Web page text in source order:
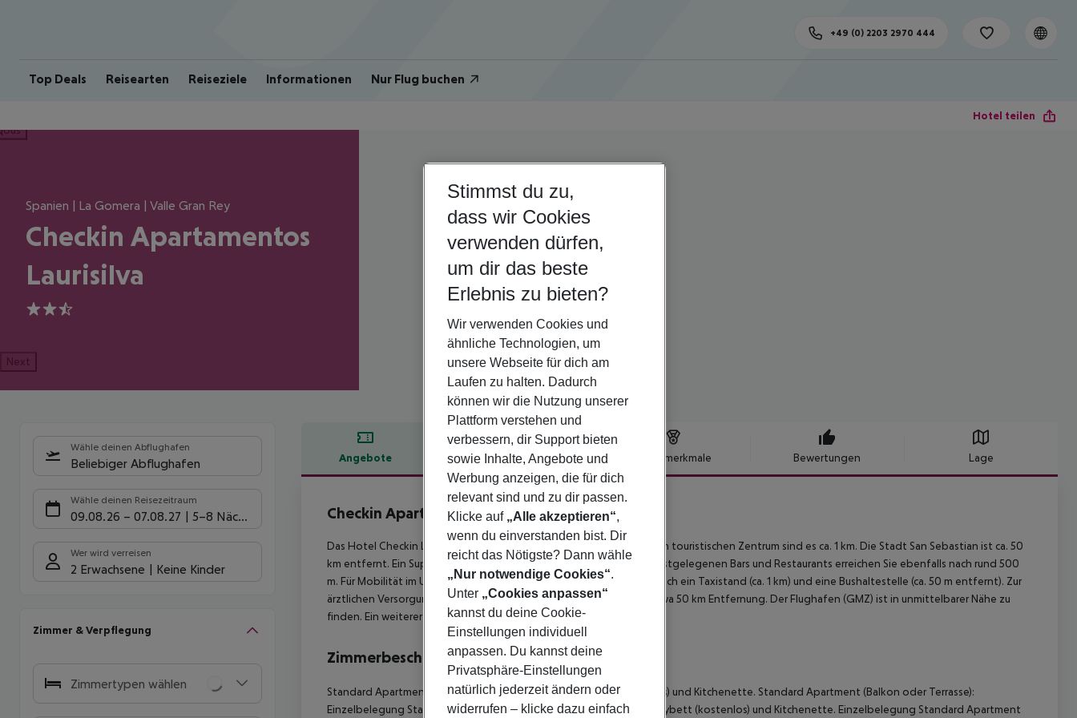
Top Deals Reisearten Reiseziele Informationen Nur Flug buchen
+49 (0) 2203 2970 444
Hotel teilen
Spanien | La Gomera | Valle Gran Rey
Checkin Apartamentos
Laurisilva
2.5
Next
Wähle deinen Abflughafen
Beliebiger Abflughafen
Wähle deinen Reisezeitraum
09.08.26 – 07.08.27 5-8 Nächte
Wer wird verreisen
2 Erwachsene Keine Kinder
Zimmer & Verpflegung
Zimmertypen wählen
Angebote Hotelbeschreibung Hotelmerkmale Bewertungen Lage
Hotelbeschreibung
Checkin Apartamentos Laurisilva
2.5
Das Hotel Checkin Laurisilva liegt ca. 500 m vom Strand entfernt. Zum touristischen Zentrum sind es ca. 1 km. Die Stadt San Sebastian ist ca. 50
km entfernt. Ein Supermarkt ist nach ca. 500 m zu erreichen. Die nächstgelegenen Bars und Restaurants erreichen Sie ebenfalls nach rund 500
m. Für Mobilität im Urlaub sorgen neben einem Mietwagen-Verleih auch ein Taxistand (ca. 1 km) und eine Bushaltestelle (ca. 50 m entfernt). Zur
ärztlichen Versorgung im Notfall befindet sich ein Krankenhaus in etwa 50 km Entfernung. Der Flughafen (GMZ) ist in unmittelbarer Nähe zu
finden. Ein weiterer Flughafen (TFS) liegt in etwa 110 km Entfernung.
Zimmerbeschreibung
Standard Apartment (Balkon oder Terrasse): Mit Babybett (kostenlos) und Kitchenette. Standard Apartment (Balkon oder Terrasse):
Einzelbelegung Standard Apartment (Balkon oder Terrasse): Mit Babybett (kostenlos) und Kitchenette. Einzelbelegung Standard Apartment
Stimmst du zu,
dass wir Cookies
verwenden dürfen,
um dir das beste
Erlebnis zu bieten?
Wir verwenden Cookies und
ähnliche Technologien, um
unsere Webseite für dich am
Laufen zu halten. Dadurch
können wir die Nutzung unserer
Plattform verstehen und
verbessern, dir Support bieten
sowie Inhalte, Angebote und
Werbung anzeigen, die für dich
relevant sind und zu dir passen.
Klicke auf „Alle akzeptieren“,
wenn du einverstanden bist. Dir
reicht das Nötigste? Dann wähle
„Nur notwendige Cookies“.
Unter „Cookies anpassen“
kannst du deine Cookie-
Einstellungen individuell
anpassen. Du kannst deine
Privatsphäre-Einstellungen
natürlich jederzeit ändern oder
widerrufen – klicke dazu einfach